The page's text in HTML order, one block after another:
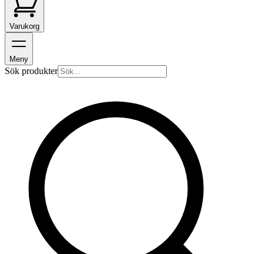
Varukorg
Meny
Sök produkter